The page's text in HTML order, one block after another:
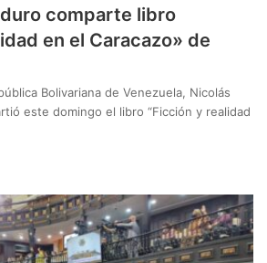
comparte libro
en el Caracazo» de
Bolivariana de Venezuela, Nicolás
este domingo el libro “Ficción y realidad